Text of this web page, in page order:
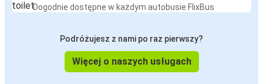
Dogodnie dostępne w każdym autobusie FlixBus
Podróżujesz z nami po raz pierwszy?
Więcej o naszych usługach